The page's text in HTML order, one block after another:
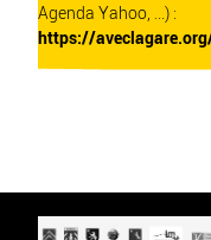
Agenda Yahoo, ...) :
https://